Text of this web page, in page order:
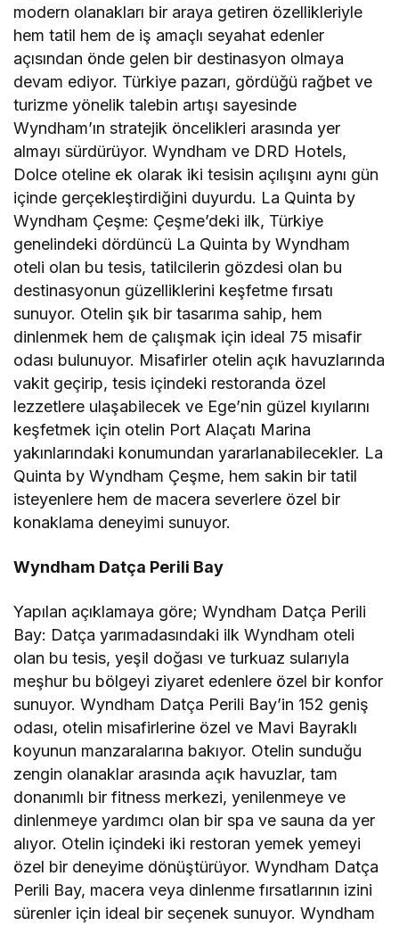
modern olanakları bir araya getiren özellikleriyle
hem tatil hem de iş amaçlı seyahat edenler
açısından önde gelen bir destinasyon olmaya
devam ediyor. Türkiye pazarı, gördüğü rağbet ve
turizme yönelik talebin artışı sayesinde
Wyndham’ın stratejik öncelikleri arasında yer
almayı sürdürüyor. Wyndham ve DRD Hotels,
Dolce oteline ek olarak iki tesisin açılışını aynı gün
içinde gerçekleştirdiğini duyurdu. La Quinta by
Wyndham Çeşme: Çeşme’deki ilk, Türkiye
genelindeki dördüncü La Quinta by Wyndham
oteli olan bu tesis, tatilcilerin gözdesi olan bu
destinasyonun güzelliklerini keşfetme fırsatı
sunuyor. Otelin şık bir tasarıma sahip, hem
dinlenmek hem de çalışmak için ideal 75 misafir
odası bulunuyor. Misafirler otelin açık havuzlarında
vakit geçirip, tesis içindeki restoranda özel
lezzetlere ulaşabilecek ve Ege’nin güzel kıyılarını
keşfetmek için otelin Port Alaçatı Marina
yakınlarındaki konumundan yararlanabilecekler. La
Quinta by Wyndham Çeşme, hem sakin bir tatil
isteyenlere hem de macera severlere özel bir
konaklama deneyimi sunuyor.
Wyndham Datça Perili Bay
Yapılan açıklamaya göre; Wyndham Datça Perili
Bay: Datça yarımadasındaki ilk Wyndham oteli
olan bu tesis, yeşil doğası ve turkuaz sularıyla
meşhur bu bölgeyi ziyaret edenlere özel bir konfor
sunuyor. Wyndham Datça Perili Bay’in 152 geniş
odası, otelin misafirlerine özel ve Mavi Bayraklı
koyunun manzaralarına bakıyor. Otelin sunduğu
zengin olanaklar arasında açık havuzlar, tam
donanımlı bir fitness merkezi, yenilenmeye ve
dinlenmeye yardımcı olan bir spa ve sauna da yer
alıyor. Otelin içindeki iki restoran yemek yemeyi
özel bir deneyime dönüştürüyor. Wyndham Datça
Perili Bay, macera veya dinlenme fırsatlarının izini
sürenler için ideal bir seçenek sunuyor. Wyndham